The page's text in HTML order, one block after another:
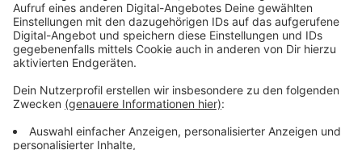
Langfristig sollen alle 31 Krefelder Grundschulen
sowie Förderschulen im Primarbereich regelmäßig
getestet werden. Aktuell werden die Testungen
schrittweise ausgeweitet. Noch in diesem Schuljahr
steigen. Die Tests werden in der zweiten und vierten
Entwicklungen als auch Unterschiede im Stadtgebiet